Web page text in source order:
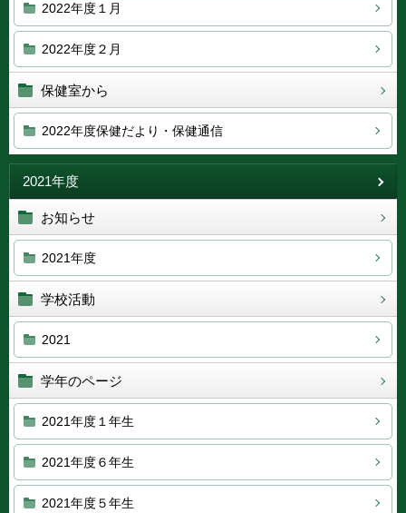
2022年度１月
2022年度２月
保健室から
2022年度保健だより・保健通信
2021年度
お知らせ
2021年度
学校活動
2021
学年のページ
2021年度１年生
2021年度６年生
2021年度５年生